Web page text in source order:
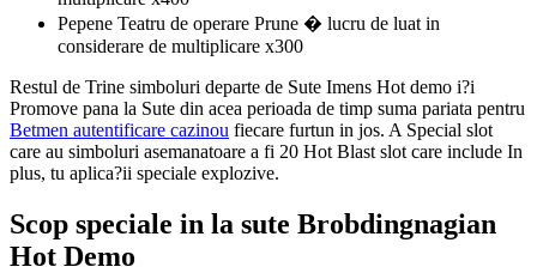
Pepene Teatru de operare Prune � lucru de luat in
considerare de multiplicare x300
Restul de Trine simboluri departe de Sute Imens Hot demo i?i
Promove pana la Sute din acea perioada de timp suma pariata pentru
Betmen autentificare cazinou fiecare furtun in jos. A Special slot
care au simboluri asemanatoare a fi 20 Hot Blast slot care include In
plus, tu aplica?ii speciale explozive.
Scop speciale in la sute Brobdingnagian
Hot Demo